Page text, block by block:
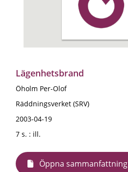
Lägenhetsbrand
Öholm Per-Olof
Räddningsverket (SRV)
2003-04-19
7 s. : ill.
Öppna sammanfattning